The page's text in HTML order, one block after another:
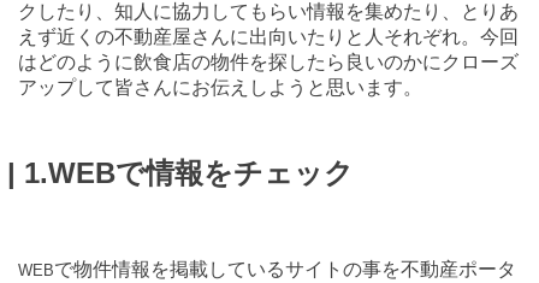
クしたり、知人に協力してもらい情報を集めたり、とりあ
えず近くの不動産屋さんに出向いたりと人それぞれ。今回
はどのように飲食店の物件を探したら良いのかにクローズ
アップして皆さんにお伝えしようと思います。
| 1.WEBで情報をチェック
WEBで物件情報を掲載しているサイトの事を不動産ポータ